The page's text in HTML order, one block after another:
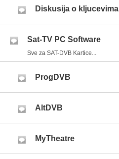
Diskusija o kljucevima
Sat-TV PC Software
Sve za SAT-DVB Kartice...
ProgDVB
AltDVB
MyTheatre